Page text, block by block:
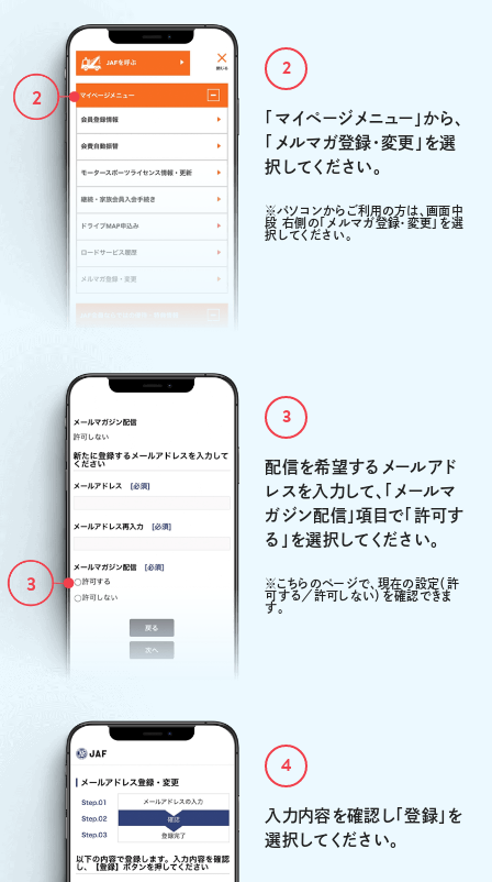
2
「マイページメニュー」から、
「メルマガ登録・変更」を選
択してください。
※パソコンからご利用の方は、画面中
段 右側の「メルマガ登録・変更」を選
択してください。
3
配信を希望するメールアド
レスを入力して、「メールマ
ガジン配信」項目で「許可す
る」を選択してください。
※こちらのページで、現在の設定（許
可する／許可しない）を確認できま
す。
4
入力内容を確認し「登録」を
選択してください。